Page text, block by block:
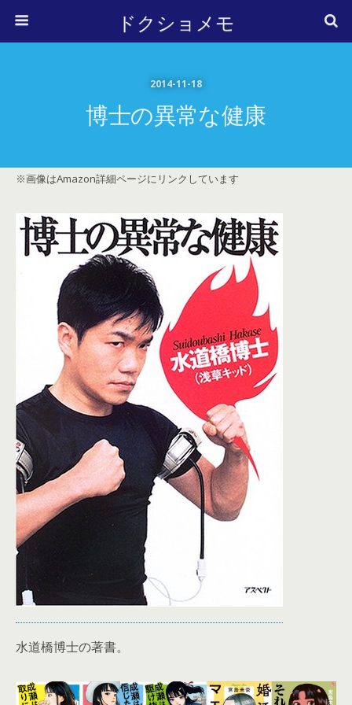
ドクショメモ
2014-11-18
博士の異常な健康
※画像はAmazon詳細ページにリンクしています
水道橋博士の著書。